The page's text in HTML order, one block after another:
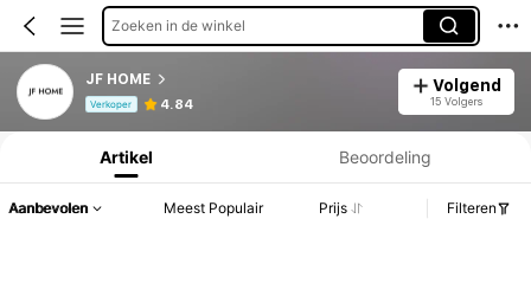
Zoeken in de winkel
JF HOME
Verkoper 4.84
Volgend
15 Volgers
Productinformatie: Prijsopenbaring, Verkoop- en Voorraadgegevens.
Artikel Beoordeling
Aanbevolen Meest Populair Prijs Filteren